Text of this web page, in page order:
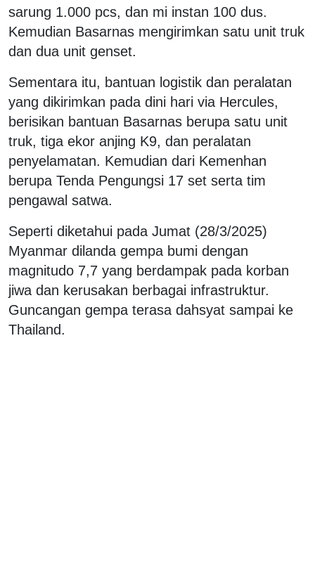
sarung 1.000 pcs, dan mi instan 100 dus.
Kemudian Basarnas mengirimkan satu unit truk
dan dua unit genset.
Sementara itu, bantuan logistik dan peralatan
yang dikirimkan pada dini hari via Hercules,
berisikan bantuan Basarnas berupa satu unit
truk, tiga ekor anjing K9, dan peralatan
penyelamatan. Kemudian dari Kemenhan
berupa Tenda Pengungsi 17 set serta tim
pengawal satwa.
Seperti diketahui pada Jumat (28/3/2025)
Myanmar dilanda gempa bumi dengan
magnitudo 7,7 yang berdampak pada korban
jiwa dan kerusakan berbagai infrastruktur.
Guncangan gempa terasa dahsyat sampai ke
Thailand.